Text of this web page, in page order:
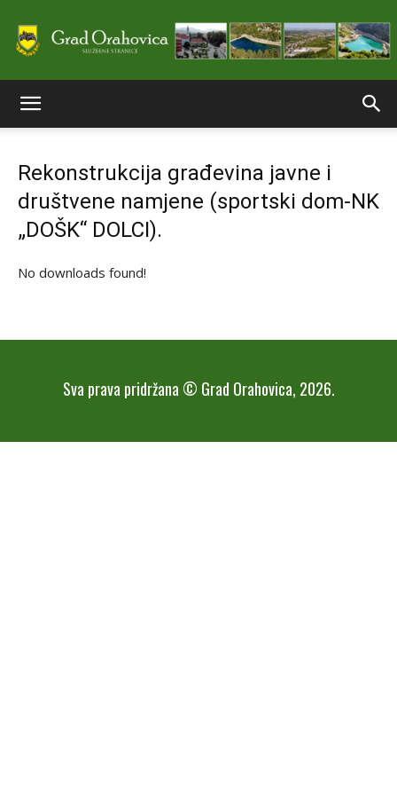
stranice
Orahovice
Rekonstrukcija građevina javne i
društvene namjene (sportski dom-NK
„DOŠK“ DOLCI).
No downloads found!
Sva prava pridržana © Grad Orahovica, 2026.